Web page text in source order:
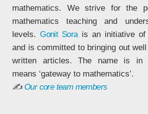
mathematics. We strive for the
mathematics teaching and
levels.Gonit Sorais an initiative of
and is committed to bringing out
written articles. The name is in
means ‘gateway to mathematics’.
✍ Our core team members